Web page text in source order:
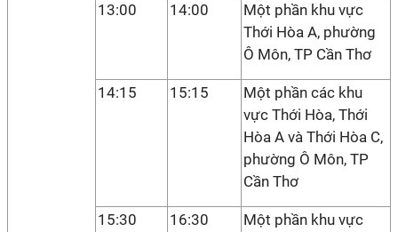
13:00 14:00
Một phần khu vực
Thới Hòa A, phường
Ô Môn, TP Cần Thơ
14:15 15:15
Một phần các khu
vực Thới Hòa, Thới
Hòa A và Thới Hòa C,
phường Ô Môn, TP
Cần Thơ
15:30 16:30
Một phần khu vực